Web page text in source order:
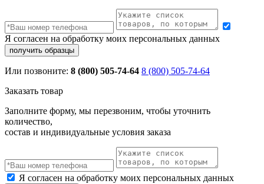
Я согласен на обработку моих персональных данных
Или позвоните: 8 (800) 505-74-64 8 (800) 505-74-64
Заказать товар
Заполните форму, мы перезвоним, чтобы уточнить
количество,
состав и индивидуальные условия заказа
Я согласен на обработку моих персональных данных